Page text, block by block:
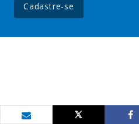
Cadastre-se